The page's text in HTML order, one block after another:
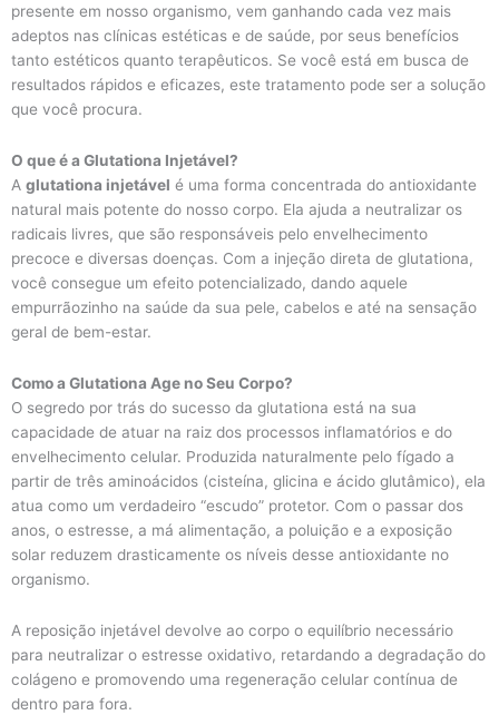
presente em nosso organismo, vem ganhando cada vez mais
adeptos nas clínicas estéticas e de saúde, por seus benefícios
tanto estéticos quanto terapêuticos. Se você está em busca de
resultados rápidos e eficazes, este tratamento pode ser a solução
que você procura.
O que é a Glutationa Injetável?
A glutationa injetável é uma forma concentrada do antioxidante
natural mais potente do nosso corpo. Ela ajuda a neutralizar os
radicais livres, que são responsáveis pelo envelhecimento
precoce e diversas doenças. Com a injeção direta de glutationa,
você consegue um efeito potencializado, dando aquele
empurrãozinho na saúde da sua pele, cabelos e até na sensação
geral de bem-estar.
Como a Glutationa Age no Seu Corpo?
O segredo por trás do sucesso da glutationa está na sua
capacidade de atuar na raiz dos processos inflamatórios e do
envelhecimento celular. Produzida naturalmente pelo fígado a
partir de três aminoácidos (cisteína, glicina e ácido glutâmico), ela
atua como um verdadeiro “escudo” protetor. Com o passar dos
anos, o estresse, a má alimentação, a poluição e a exposição
solar reduzem drasticamente os níveis desse antioxidante no
organismo.
A reposição injetável devolve ao corpo o equilíbrio necessário
para neutralizar o estresse oxidativo, retardando a degradação do
colágeno e promovendo uma regeneração celular contínua de
dentro para fora.